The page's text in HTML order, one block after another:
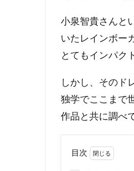
小泉智貴さんと
いたレインボー
とてもインパク
しかし、そのド
独学でここまで
作品と共に調べ
目次